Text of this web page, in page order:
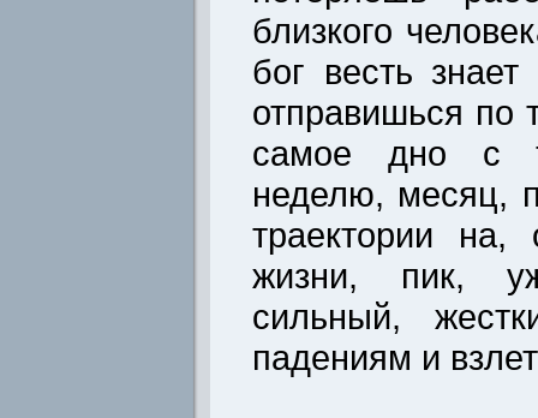
близкого
бог весть
отправишься по
самое дно с
неделю, месяц,
траектории на,
жизни, пик,
сильный,
падениям и